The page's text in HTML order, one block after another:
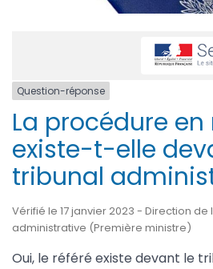
Question-réponse
La procédure en
existe-t-elle
tribunal
Vérifié le 17 janvier 2023 - Direction
administrative (Première ministre)
Oui, le référé existe devant le